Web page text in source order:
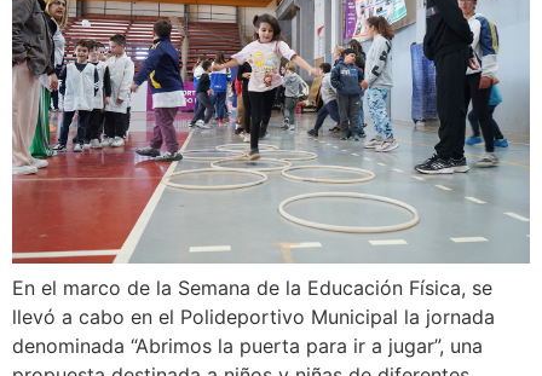
En el marco de la Semana de la Educación Física, se
llevó a cabo en el Polideportivo Municipal la jornada
denominada “Abrimos la puerta para ir a jugar”, una